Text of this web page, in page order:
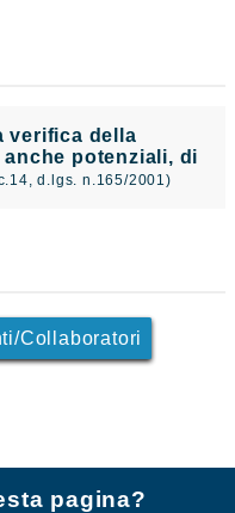
verifica della
potenziali, di
d.lgs. n.165/2001)
Collaboratori
pagina?